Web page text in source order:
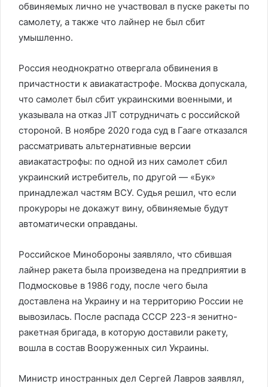
обвиняемых лично не участвовал в пуске ракеты по
самолету, а также что лайнер не был сбит
умышленно.
Россия неоднократно отвергала обвинения в
причастности к авиакатастрофе. Москва допускала,
что самолет был сбит украинскими военными, и
указывала на отказ JIT сотрудничать с российской
стороной. В ноябре 2020 года суд в Гааге отказался
рассматривать альтернативные версии
авиакатастрофы: по одной из них самолет сбил
украинский истребитель, по другой — «Бук»
принадлежал частям ВСУ. Судья решил, что если
прокуроры не докажут вину, обвиняемые будут
автоматически оправданы.
Российское Минобороны заявляло, что сбившая
лайнер ракета была произведена на предприятии в
Подмосковье в 1986 году, после чего была
доставлена на Украину и на территорию России не
вывозилась. После распада СССР 223-я зенитно-
ракетная бригада, в которую доставили ракету,
вошла в состав Вооруженных сил Украины.
Министр иностранных дел Сергей Лавров заявлял,